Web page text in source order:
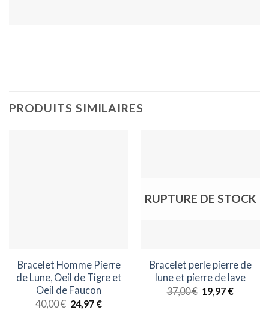
PRODUITS SIMILAIRES
Bracelet Homme Pierre
de Lune, Oeil de Tigre et
Oeil de Faucon
40,00€ Le
prix
24,97 €Le
RUPTURE DE STOCK
Bracelet perle pierre de
lune et pierre de lave
37,00€ Le
prix
19,97 €Le